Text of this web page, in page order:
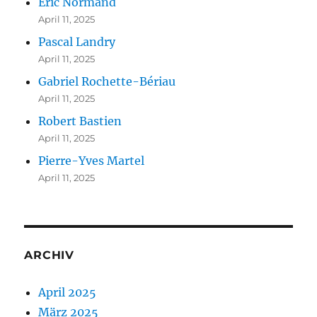
April 11, 2025
Pascal Landry
April 11, 2025
Gabriel Rochette-Bériau
April 11, 2025
Robert Bastien
April 11, 2025
Pierre-Yves Martel
April 11, 2025
ARCHIV
April 2025
März 2025